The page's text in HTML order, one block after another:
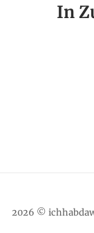
In
2026 ©